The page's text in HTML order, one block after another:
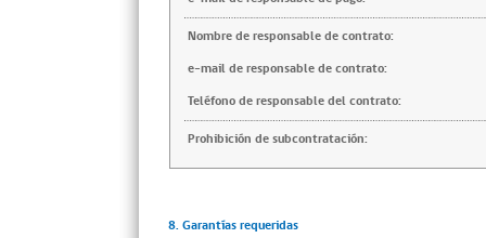
Nombre de responsable de contrato:
e-mail de responsable de contrato:
Teléfono de responsable del contrato:
Prohibición de subcontratación:
8. Garantías requeridas